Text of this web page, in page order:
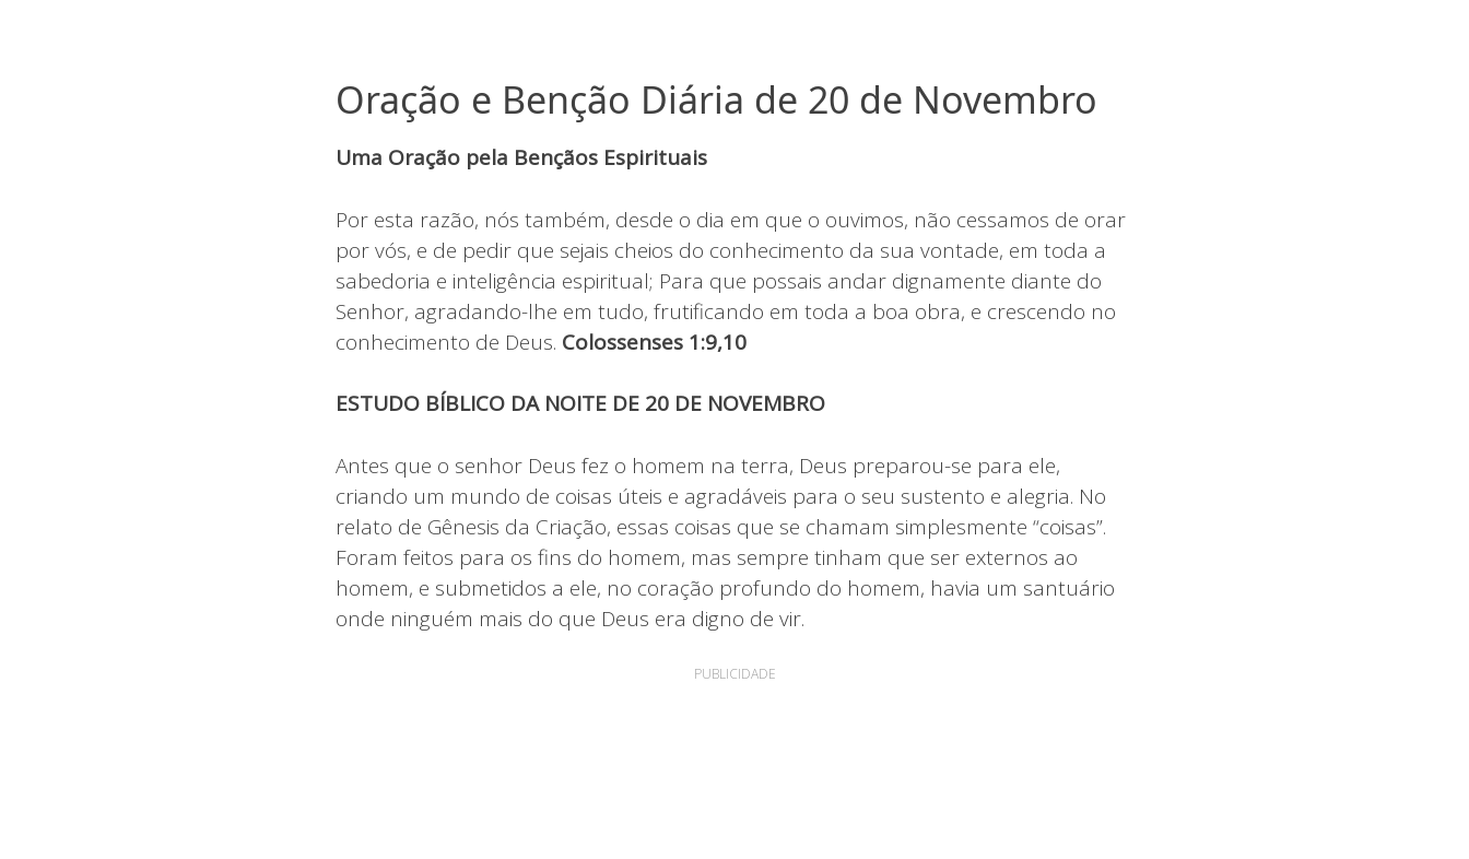
Oração e Benção Diária de 20 de Novembro
Uma Oração pela Bençãos Espirituais
Por esta razão, nós também, desde o dia em que o ouvimos, não cessamos de orar
por vós, e de pedir que sejais cheios do conhecimento da sua vontade, em toda a
sabedoria e inteligência espiritual; Para que possais andar dignamente diante do
Senhor, agradando-lhe em tudo, frutificando em toda a boa obra, e crescendo no
conhecimento de Deus. Colossenses 1:9,10
ESTUDO BÍBLICO DA NOITE DE 20 DE NOVEMBRO
Antes que o senhor Deus fez o homem na terra, Deus preparou-se para ele,
criando um mundo de coisas úteis e agradáveis para o seu sustento e alegria. No
relato de Gênesis da Criação, essas coisas que se chamam simplesmente “coisas”.
Foram feitos para os fins do homem, mas sempre tinham que ser externos ao
homem, e submetidos a ele, no coração profundo do homem, havia um santuário
onde ninguém mais do que Deus era digno de vir.
PUBLICIDADE